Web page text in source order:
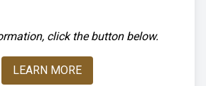
click the button below.
LEARN MORE